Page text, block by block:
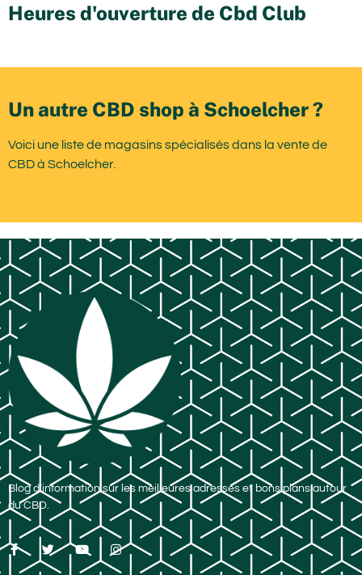
Heures d'ouverture de Cbd Club
Un autre CBD shop à Schoelcher ?
Voici une liste de magasins spécialisés dans la vente de
CBD à Schoelcher.
Blog d’information sur les meilleures adresses et bons plans autour
du CBD.